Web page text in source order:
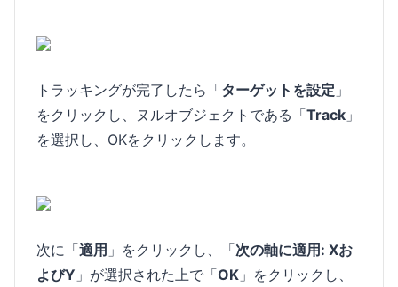
トラッキングが完了したら「ターゲットを設定 」
をクリックし、ヌルオブジェクトである「Track 」
を選択し、OKをクリックします。
次に「適用 」をクリックし、「次の軸に適用: Xお
よびY 」が選択された上で「OK 」をクリックし、